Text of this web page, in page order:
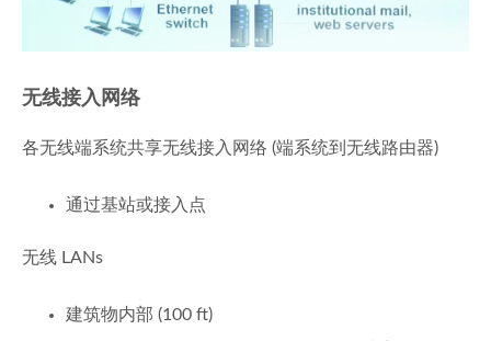
无线接入网络
各无线端系统共享无线接入网络 (端系统到无线路由器)
通过基站或接入点
无线 LANs
建筑物内部 (100 ft)